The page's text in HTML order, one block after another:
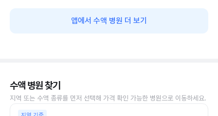
앱에서 수액 병원 더 보기
수액 병원 찾기
지역 또는 수액 종류를 먼저 선택해 가격 확인 가능한 병원으로 이동하세요.
지역 기준